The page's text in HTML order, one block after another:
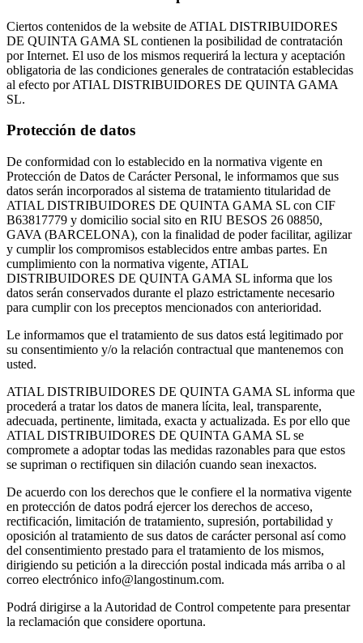
Ciertos contenidos de la website de ATIAL DISTRIBUIDORES
DE QUINTA GAMA SL contienen la posibilidad de contratación
por Internet. El uso de los mismos requerirá la lectura y aceptación
obligatoria de las condiciones generales de contratación establecidas
al efecto por ATIAL DISTRIBUIDORES DE QUINTA GAMA
SL.
Protección de datos
De conformidad con lo establecido en la normativa vigente en
Protección de Datos de Carácter Personal, le informamos que sus
datos serán incorporados al sistema de tratamiento titularidad de
ATIAL DISTRIBUIDORES DE QUINTA GAMA SL con CIF
B63817779 y domicilio social sito en RIU BESOS 26 08850,
GAVA (BARCELONA), con la finalidad de poder facilitar, agilizar
y cumplir los compromisos establecidos entre ambas partes. En
cumplimiento con la normativa vigente, ATIAL
DISTRIBUIDORES DE QUINTA GAMA SL informa que los
datos serán conservados durante el plazo estrictamente necesario
para cumplir con los preceptos mencionados con anterioridad.
Le informamos que el tratamiento de sus datos está legitimado por
su consentimiento y/o la relación contractual que mantenemos con
usted.
ATIAL DISTRIBUIDORES DE QUINTA GAMA SL informa que
procederá a tratar los datos de manera lícita, leal, transparente,
adecuada, pertinente, limitada, exacta y actualizada. Es por ello que
ATIAL DISTRIBUIDORES DE QUINTA GAMA SL se
compromete a adoptar todas las medidas razonables para que estos
se supriman o rectifiquen sin dilación cuando sean inexactos.
De acuerdo con los derechos que le confiere el la normativa vigente
en protección de datos podrá ejercer los derechos de acceso,
rectificación, limitación de tratamiento, supresión, portabilidad y
oposición al tratamiento de sus datos de carácter personal así como
del consentimiento prestado para el tratamiento de los mismos,
dirigiendo su petición a la dirección postal indicada más arriba o al
correo electrónico info@langostinum.com.
Podrá dirigirse a la Autoridad de Control competente para presentar
la reclamación que considere oportuna.